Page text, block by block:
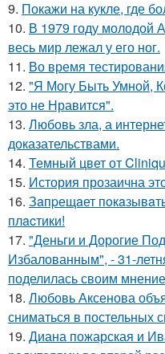
9. Покажи на кукле, где
10. В 1979 году молодой
весь мир лежал у его ног.
11. Во время
12. "Я Могу Быть Умной,
это не Нравится".
13. Любовь зла, а
доказательствами.
14. Темный цвет от
15. История прозаична
16. Зaпpещaет
плacтики!
17. "Деньги и Дорогие
Избалованным", - 31-
поделилась своим
18. Любовь Аксенова
сниматься в постельных
19. Диана пожарская и